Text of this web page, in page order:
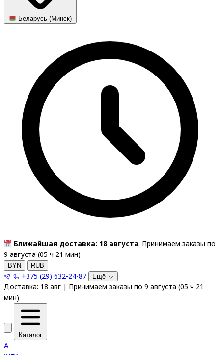
Беларусь (Минск)
Ближайшая доставка: 18 августа. Принимаем заказы по
9 августа (05 ч 21 мин)
BYN RUB
+375 (29) 632-24-87 Ещё
Доставка: 18 авг | Принимаем заказы по 9 августа (05 ч 21
мин)
Каталог
A